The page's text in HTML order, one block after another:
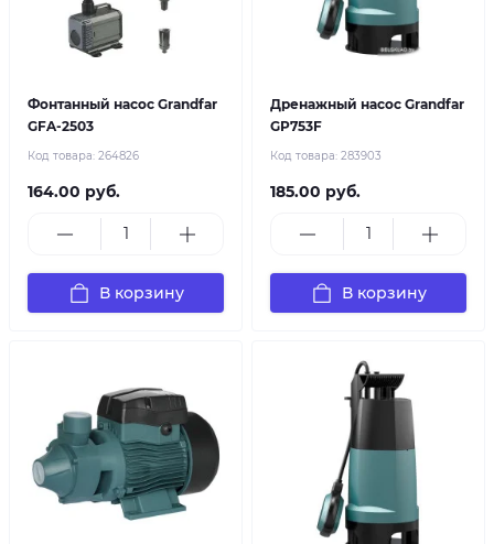
Фонтанный насос Grandfar
GFA-2503
Код товара: 264826
164.00 руб.
В корзину
Дренажный насос Grandfar
GP753F
Код товара: 283903
185.00 руб.
В корзину